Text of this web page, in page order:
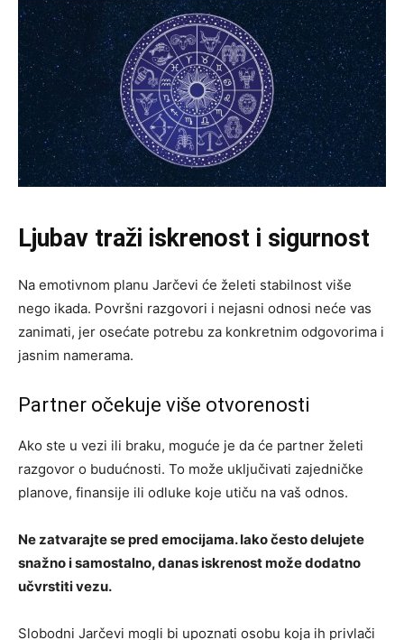
Ljubav traži iskrenost i sigurnost
Na emotivnom planu Jarčevi će želeti stabilnost više
nego ikada. Površni razgovori i nejasni odnosi neće vas
zanimati, jer osećate potrebu za konkretnim odgovorima i
jasnim namerama.
Partner očekuje više otvorenosti
Ako ste u vezi ili braku, moguće je da će partner želeti
razgovor o budućnosti. To može uključivati zajedničke
planove, finansije ili odluke koje utiču na vaš odnos.
Ne zatvarajte se pred emocijama. Iako često delujete
snažno i samostalno, danas iskrenost može dodatno
učvrstiti vezu.
Slobodni Jarčevi mogli bi upoznati osobu koja ih privlači